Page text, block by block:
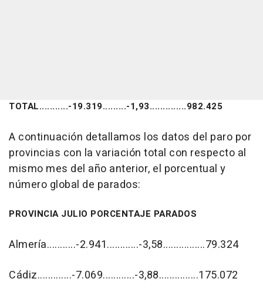
TOTAL...........-19.319.........-1,93..............982.425
A continuación detallamos los datos del paro por
provincias con la variación total con respecto al
mismo mes del año anterior, el porcentual y
número global de parados:
PROVINCIA JULIO PORCENTAJE PARADOS
Almería...........-2.941............-3,58................79.324
Cádiz.............-7.069............-3,88...............175.072